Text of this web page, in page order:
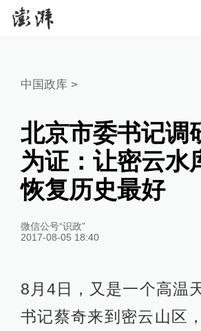
中国政库 >
北京市委书记调
为证：让密云水
恢复历史最好
微信公号“识政”
2017-08-05 18:40
8月4日，又是一个高温
书记蔡奇来到密云山区